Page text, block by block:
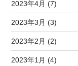
2023年4月 (7)
2023年3月 (3)
2023年2月 (2)
2023年1月 (4)